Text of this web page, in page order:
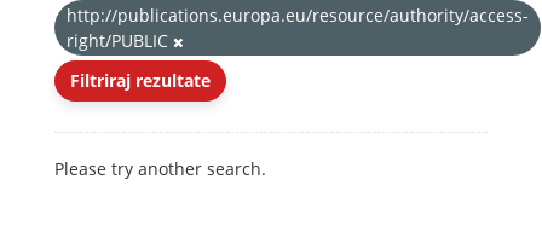
http://publications.europa.eu/resource/authority/access-
right/PUBLIC
Filtriraj rezultate
Please try another search.